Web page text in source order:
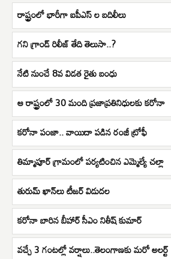
రాష్ట్రంలో భారీగా ఐపీఎస్ ల బదిలీలు
గని గ్రాండ్ రిలీజ్ తేది తెలుసా..?
నేటి నుంచే 8వ విడత రైతు బంధు
ఆ రాష్ట్రంలో 30 మంది ప్రజాప్రతినిధులకు కరోనా
కరోనా పంజా.. వాయిదా పడిన రంజీ ట్రోఫీ
తిమ్మాపూర్ గ్రామంలో పర్యటించిన ఎమ్మెల్యే చల్లా
తురుమ్ ఖాన్‌లు టీజర్ విడుదల
కరోనా బారిన బీహార్ సీఎం నితీష్ కుమార్
వచ్చే 3 గంటల్లో వర్షాలు..తెలంగాణకు మరో అలర్ట్